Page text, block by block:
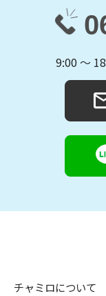
9:00 〜
チャミロについて